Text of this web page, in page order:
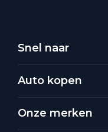
Snel naar
Auto kopen
Onze merken